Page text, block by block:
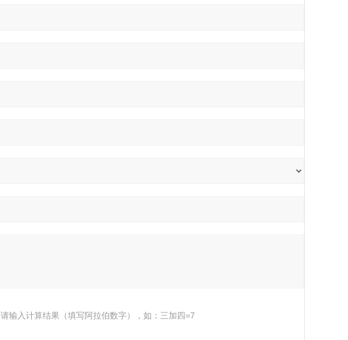
请输入计算结果（填写阿拉伯数字），如：三加四=7